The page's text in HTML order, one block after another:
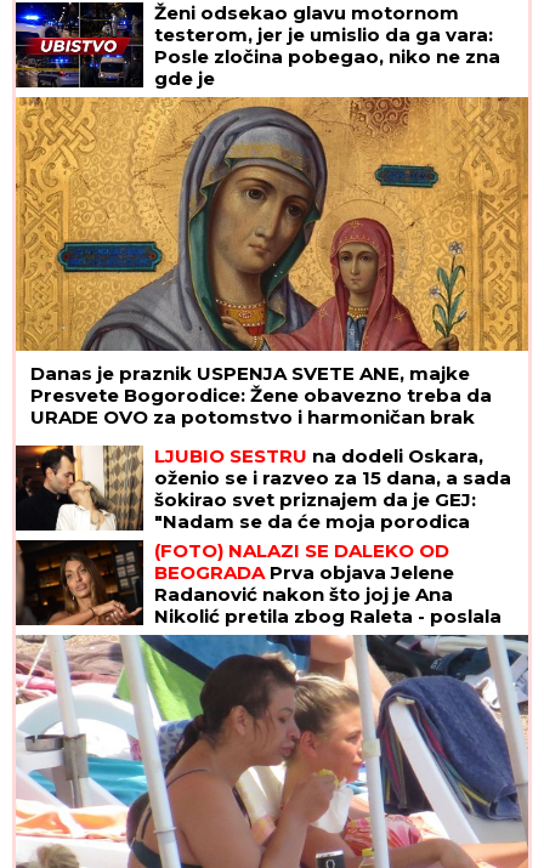
Ženi odsekao glavu motornom
testerom, jer je umislio da ga vara:
Posle zločina pobegao, niko ne zna
gde je
Danas je praznik USPENJA SVETE ANE, majke
Presvete Bogorodice: Žene obavezno treba da
URADE OVO za potomstvo i harmoničan brak
LJUBIO SESTRU na dodeli Oskara,
oženio se i razveo za 15 dana, a sada
šokirao svet priznajem da je GEJ:
"Nadam se da će moja porodica
odabrati razumevanje umesto
osude"
(FOTO) NALAZI SE DALEKO OD
BEOGRADAPrva objava Jelene
Radanović nakon što joj je Ana
Nikolić pretila zbog Raleta - poslala
joj jezive poruke